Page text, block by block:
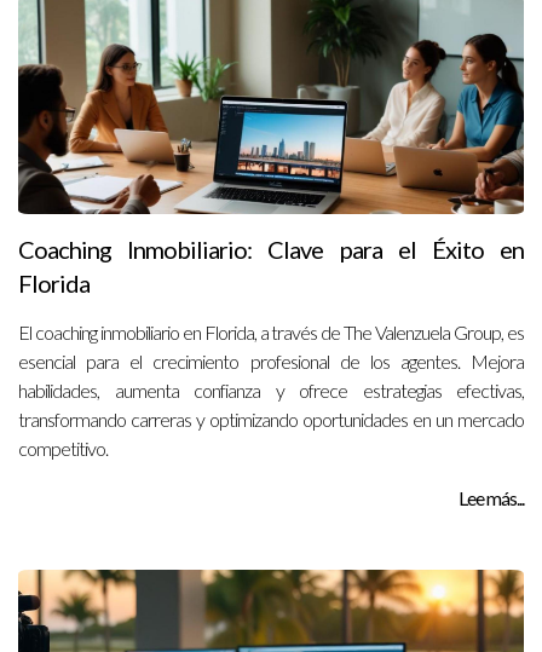
Coaching Inmobiliario: Clave para el Éxito en
Florida
El coaching inmobiliario en Florida, a través de The Valenzuela Group, es
esencial para el crecimiento profesional de los agentes. Mejora
habilidades, aumenta confianza y ofrece estrategias efectivas,
transformando carreras y optimizando oportunidades en un mercado
competitivo.
Lee más...